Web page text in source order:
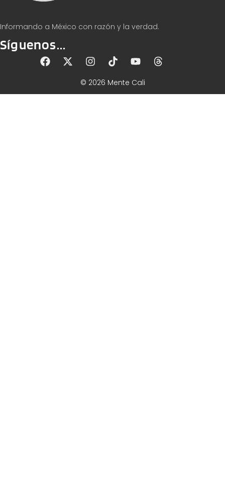
Informando a México con razón y la verdad.
Síguenos...
© 2026 Mente Cali